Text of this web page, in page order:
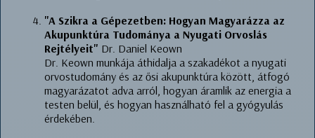
"A Szikra a Gépezetben: Hogyan Magyarázza az
Akupunktúra Tudománya a Nyugati Orvoslás
Rejtélyeit" Dr. Daniel Keown
Dr. Keown munkája áthidalja a szakadékot a nyugati
orvostudomány és az ősi akupunktúra között, átfogó
magyarázatot adva arról, hogyan áramlik az energia a
testen belül, és hogyan használható fel a gyógyulás
érdekében.